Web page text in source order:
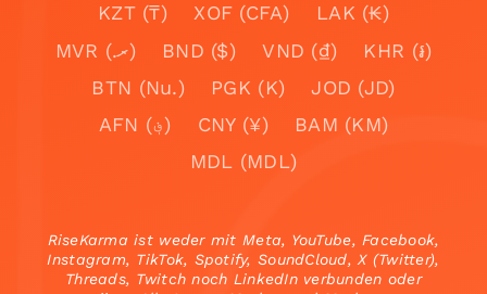
KZT (₸)
XOF (CFA)
LAK (₭)
MVR (.ރ)
BND ($) VND (₫)
KHR (៛)
BTN (Nu.)
PGK (K)
JOD (JD)
AFN (؋)
CNY (¥)
BAM (KM)
MDL (MDL)
RiseKarma ist weder mit Meta, YouTube, Facebook,
Instagram, TikTok, Spotify, SoundCloud, X (Twitter),
Threads, Twitch noch LinkedIn verbunden oder